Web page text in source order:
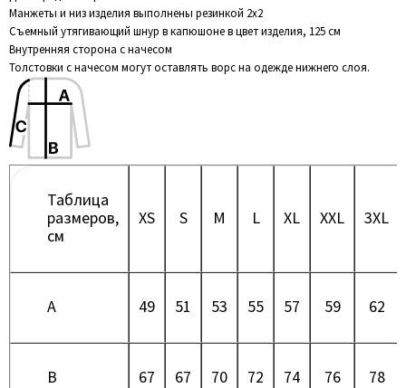
Манжеты и низ изделия выполнены резинкой 2х2
Съемный утягивающий шнур в капюшоне в цвет изделия, 125 см
Внутренняя сторона с начесом
Толстовки с начесом могут оставлять ворс на одежде нижнего слоя.
Таблица
размеров,
см
XS S M L XL XXL 3XL
A 49 51 53 55 57 59 62
B 67 67 70 72 74 76 78